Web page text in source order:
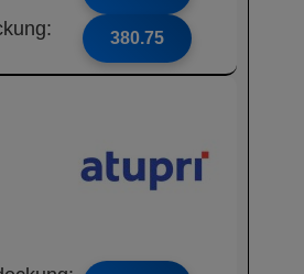
380.75